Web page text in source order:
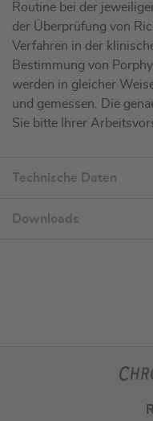
Routine bei der
der Überprüfung von
Verfahren in der
Bestimmung von
werden in gleicher
und gemessen. Die
Sie bitte Ihrer
Technische Daten
Downloads